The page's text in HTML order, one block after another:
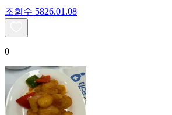
조회수 5826.01.08
0